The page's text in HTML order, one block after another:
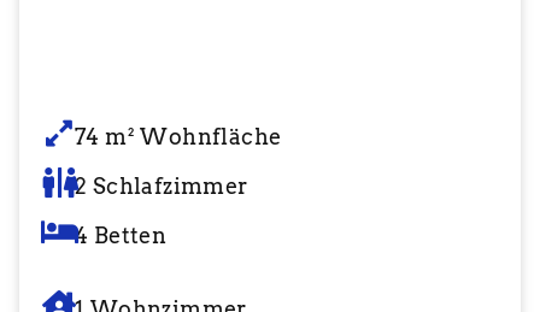
74 m² Wohnfläche
2 Schlafzimmer
4 Betten